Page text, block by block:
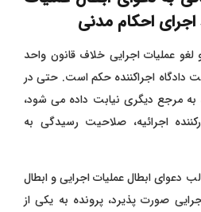
اجرای احکام مدنی
عملیات اجرایی خلاف قانون واحد
دادگاه اجراکننده حکم است. حتی در
مرجع دیگری نیابت داده می شود،
اجرائیه، صلاحیت رسیدگی به
دعوای ابطال عملیات اجرایی و ابطال
صورت پذیرد، پرونده به یکی از